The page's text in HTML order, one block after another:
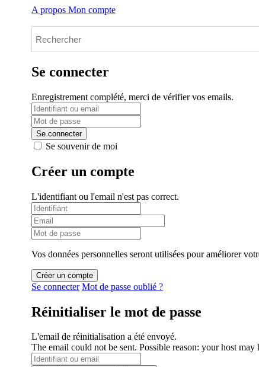
A propos Mon compte
Se connecter
Enregistrement complété, merci de vérifier vos emails.
Se souvenir de moi
Créer un compte
L'identifiant ou l'email n'est pas correct.
Vos données personnelles seront utilisées pour améliorer
Se connecter Mot de passe oublié ?
Réinitialiser le mot de passe
L'email de réinitialisation a été envoyé.
The email could not be sent. Possible reason: your host